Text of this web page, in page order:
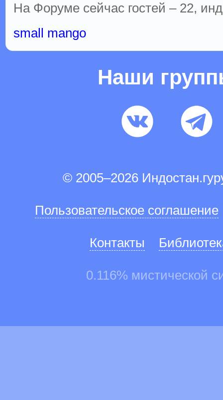
На Форуме сейчас гостей – 22,
small mango
Наши
© 2005–2026
Пользовательское соглашение
Контакты
0.116% мистической